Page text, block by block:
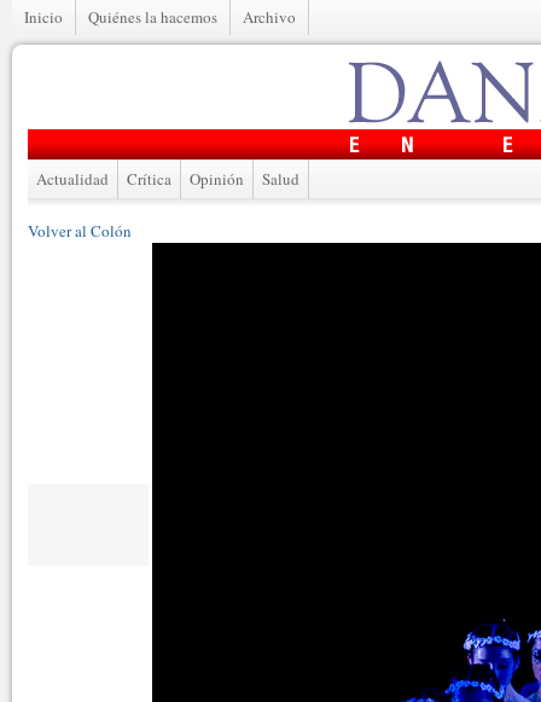
Inicio Quiénes la hacemos Archivo
Actualidad Crítica Opinión Salud
Volver al Colón